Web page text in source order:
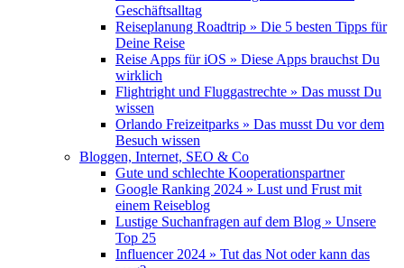
Geschäftsalltag
Reiseplanung Roadtrip » Die 5 besten Tipps für
Deine Reise
Reise Apps für iOS » Diese Apps brauchst Du
wirklich
Flightright und Fluggastrechte » Das musst Du
wissen
Orlando Freizeitparks » Das musst Du vor dem
Besuch wissen
Bloggen, Internet, SEO & Co
Gute und schlechte Kooperationspartner
Google Ranking 2024 » Lust und Frust mit
einem Reiseblog
Lustige Suchanfragen auf dem Blog » Unsere
Top 25
Influencer 2024 » Tut das Not oder kann das